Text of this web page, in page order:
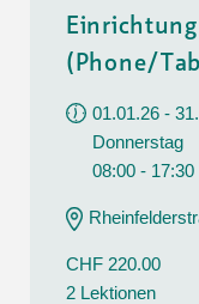
(Phone/
01.01.26 -
Donnerstag
08:00 - 17:30
CHF 220.00
2 Lektionen